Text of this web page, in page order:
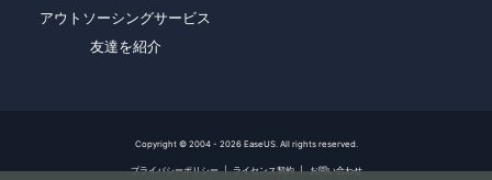
アウトソーシングサービス
友達を紹介
Copyright © 2004 - 2026EaseUS. All rights reserved.
プライバシーポリシー | ライセンス契約 | お問い合わせ